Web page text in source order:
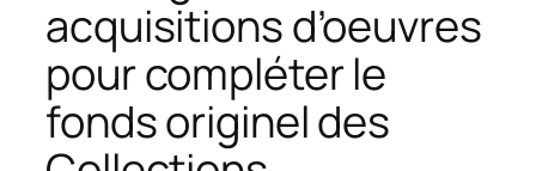
acquisitions d’oeuvres
pour compléter le
fonds originel des